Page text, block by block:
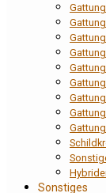
Sonstiges